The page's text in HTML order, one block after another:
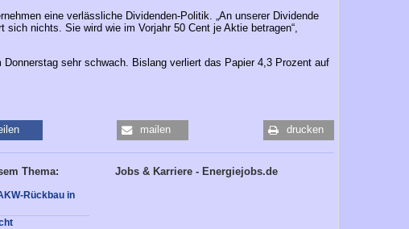
eine verlässliche Dividenden-Politik. „An unserer Dividende
nichts. Sie wird wie im Vorjahr 50 Cent je Aktie betragen“,
sehr schwach. Bislang verliert das Papier 4,3 Prozent auf
mailen drucken
Thema:
Rückbau in
Jobs & Karriere - Energiejobs.de